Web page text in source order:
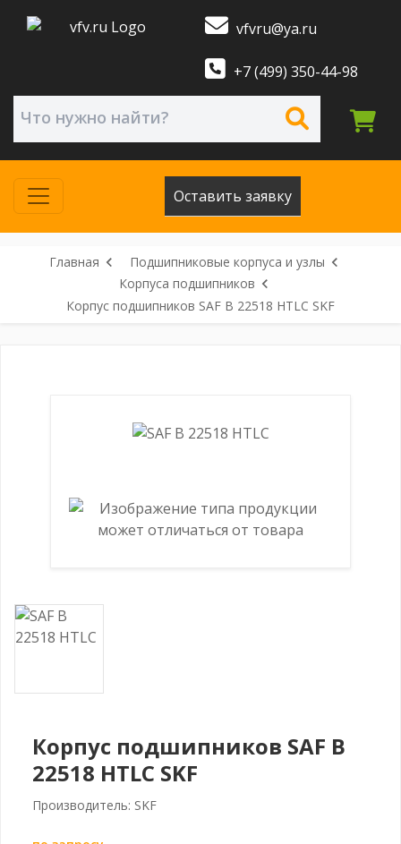
vfvru@ya.ru
+7 (499) 350-44-98
Оставить заявку
Главная
Подшипниковые корпуса и узлы
Корпуса подшипников
Корпус подшипников SAF B 22518 HTLC SKF
Корпус подшипников SAF B
22518 HTLC SKF
Производитель: SKF